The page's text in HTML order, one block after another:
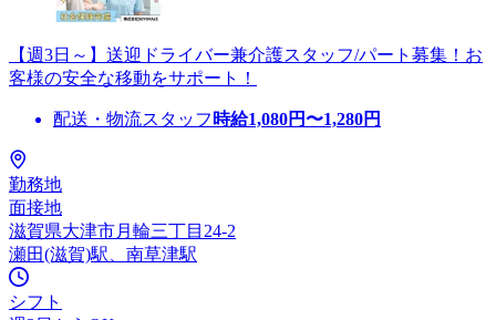
【週3日～】送迎ドライバー兼介護スタッフ/パート募集！お
客様の安全な移動をサポート！
配送・物流スタッフ 時給1,080円〜1,280円
勤務地
面接地
滋賀県大津市月輪三丁目24-2
瀬田(滋賀)駅、南草津駅
シフト